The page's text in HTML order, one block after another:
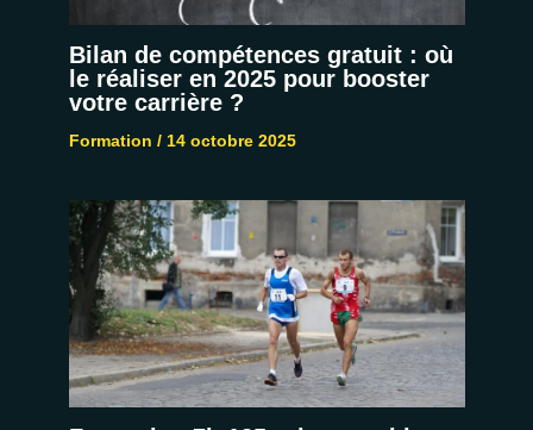
Bilan de compétences gratuit : où
le réaliser en 2025 pour booster
votre carrière ?
Formation / 14 octobre 2025